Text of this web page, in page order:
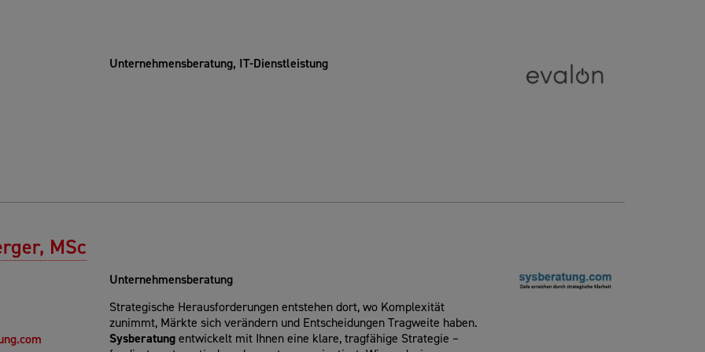
Unternehmensberatung, IT-Dienstleistung
MSc
Unternehmensberatung
Strategische Herausforderungen entstehen dort, wo Komplexität
zunimmt, Märkte sich verändern und Entscheidungen Tragweite haben.
Sysberatungentwickelt mit Ihnen eine klare, tragfähige Strategie –